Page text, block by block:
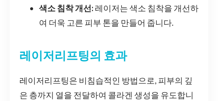
색소 침착 개선: 레이저는 색소 침착을 개선하
여 더욱 고른 피부 톤을 만들어 줍니다.
레이저리프팅의 효과
레이저리프팅은 비침습적인 방법으로, 피부의 깊
은 층까지 열을 전달하여 콜라겐 생성을 유도합니